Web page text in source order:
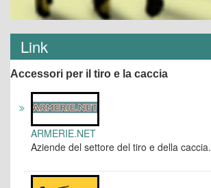
Link
Accessori per il tiro e la caccia
ARMERIE.NET
Aziende del settore del tiro e della caccia.